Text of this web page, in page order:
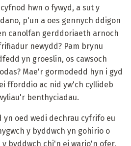
hwn o fywyd, a sut y
p'un a oes gennych ddigon
canolfan gerddoriaeth arnoch
newydd? Pam brynu
yn groeslin, os cawsoch
Mae'r gormodedd hyn i gyd
fforddio ac nid yw'ch cyllideb
benthyciadau.
yn oed wedi dechrau cyfrifo eu
y byddwch yn gohirio o
byddwch chi'n ei wario'n ofer.